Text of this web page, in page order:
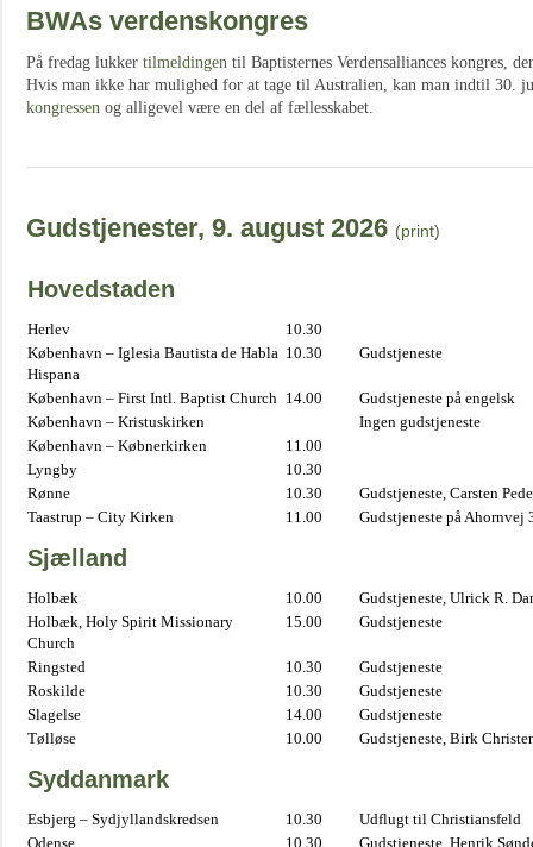
BWAs verdenskongres
På fredag lukker tilmeldingen til Baptisternes Verdensalliances kongres,
Hvis man ikke har mulighed for at tage til Australien, kan man indtil 30.
kongressen og alligevel være en del af fællesskabet.
Gudstjenester, 9. august 2026 (print)
Hovedstaden
Herlev
10.30
København – Iglesia Bautista de Habla
Hispana
10.30 Gudstjeneste
København – First Intl. Baptist Church 14.00
Gudstjeneste på engelsk
København – Kristuskirken
Ingen gudstjeneste
København – Købnerkirken
11.00
Lyngby
10.30
Rønne
10.30
Gudstjeneste, Carsten
Taastrup – City Kirken
11.00 Gudstjeneste på Ahornvej
Sjælland
Holbæk 10.00
Gudstjeneste, Ulrick R.
Holbæk, Holy Spirit Missionary
Church
15.00 Gudstjeneste
Ringsted 10.30
Gudstjeneste
Roskilde
10.30
Gudstjeneste
Slagelse
14.00
Gudstjeneste
Tølløse
10.00 Gudstjeneste, Birk
Syddanmark
Esbjerg – Sydjyllandskredsen 10.30
Udflugt til Christiansfeld
Odense
10.30 Gudstjeneste, Henrik